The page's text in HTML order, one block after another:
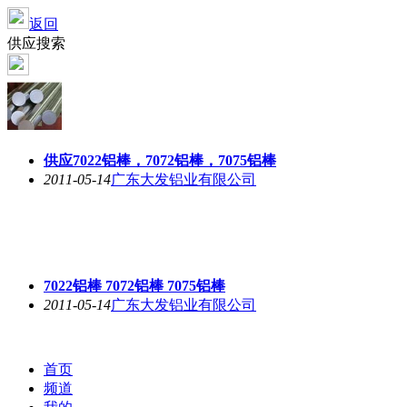
返回
供应搜索
供应7022铝棒，7072铝棒，7075铝棒
2011-05-14广东大发铝业有限公司
7022铝棒7072铝棒 7075铝棒
2011-05-14广东大发铝业有限公司
首页
频道